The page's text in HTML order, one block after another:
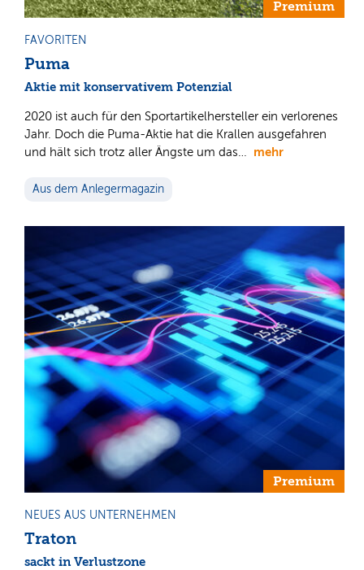
Premium
FAVORITEN
Puma
Aktie mit konservativem Potenzial
2020 ist auch für den Sportartikelhersteller ein verlorenes
Jahr. Doch die Puma-Aktie hat die Krallen ausgefahren
und hält sich trotz aller Ängste um das… mehr
Aus dem Anlegermagazin
Premium
NEUES AUS UNTERNEHMEN
Traton
sackt in Verlustzone